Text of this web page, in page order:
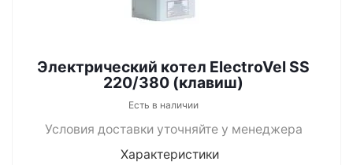
Электрический котел ElectroVel SS
220/380 (клавиш)
Есть в наличии
Условия доставки уточняйте у менеджера
Характеристики